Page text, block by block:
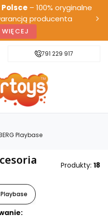
Polsce– 100% oryginalne
producenta
Darmowa dostawa od 500 zł
791 229 917
Playbase
Produkty: 18